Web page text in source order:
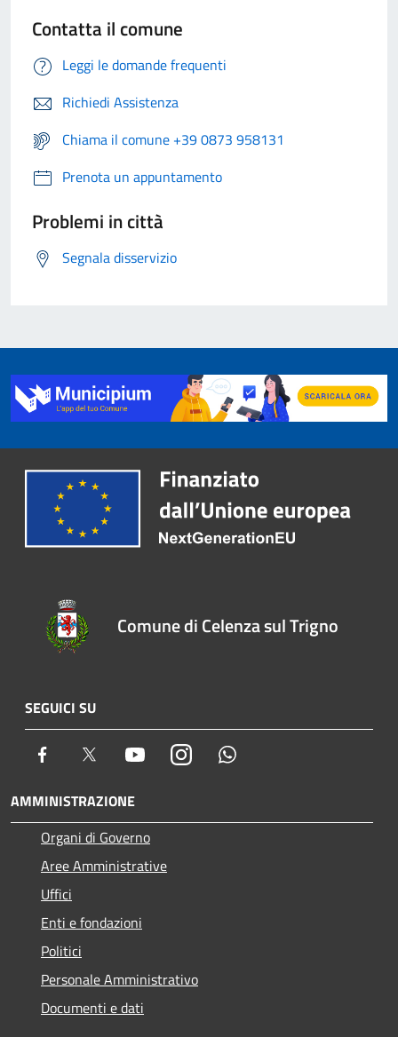
Contatta il comune
Leggi le domande frequenti
Richiedi Assistenza
Chiama il comune +39 0873 958131
Prenota un appuntamento
Problemi in città
Segnala disservizio
Comune di Celenza sul Trigno
SEGUICI SU
Facebook Twitter YoutubeInstagram
AMMINISTRAZIONE
Organi di Governo
Aree Amministrative
Uffici
Enti e fondazioni
Politici
Personale Amministrativo
Documenti e dati